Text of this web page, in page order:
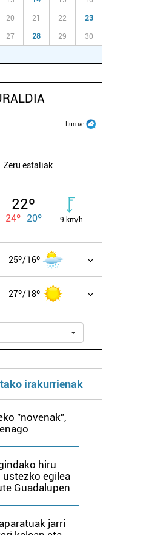
20 21 22 23
27 28 29 30
Iturria:
Zeru estaliak
22º
24º 20º 9 km/h
25º 16º
27º 18º
irakurrienak
"novenak",
hiru
ustezko egilea
Guadalupen
jarri